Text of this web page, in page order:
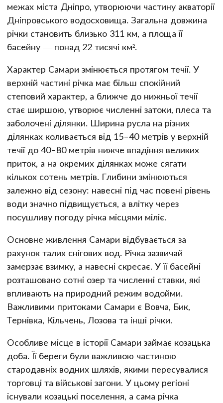
межах міста Дніпро, утворюючи частину акваторії
Дніпровського водосховища. Загальна довжина
річки становить близько 311 км, а площа її
басейну — понад 22 тисячі км².
Характер Самари змінюється протягом течії. У
верхній частині річка має більш спокійний
степовий характер, а ближче до нижньої течії
стає ширшою, утворює численні затоки, плеса та
заболочені ділянки. Ширина русла на різних
ділянках коливається від 15–40 метрів у верхній
течії до 40–80 метрів нижче впадіння великих
приток, а на окремих ділянках може сягати
кількох сотень метрів. Глибини змінюються
залежно від сезону: навесні під час повені рівень
води значно підвищується, а влітку через
посушливу погоду річка місцями міліє.
Основне живлення Самари відбувається за
рахунок талих снігових вод. Річка зазвичай
замерзає взимку, а навесні скресає. У її басейні
розташовано сотні озер та численні ставки, які
впливають на природний режим водойми.
Важливими притоками Самари є Вовча, Бик,
Тернівка, Кільчень, Лозова та інші річки.
Особливе місце в історії Самари займає козацька
доба. Її береги були важливою частиною
стародавніх водних шляхів, якими пересувалися
торговці та військові загони. У цьому регіоні
існували козацькі поселення, а сама річка